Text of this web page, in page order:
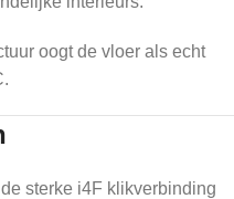
oogt de vloer als echt
sterke i4F klikverbinding